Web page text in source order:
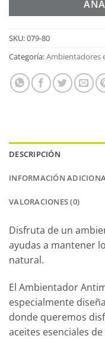
SKU:079-80
Categoría:Ambientadores
DESCRIPCIÓN
INFORMACIÓN
VALORACIONES (0)
Disfruta de un
ayudas a mantener
natural.
El Ambientador
especialmente
donde queremos
aceites esenciales